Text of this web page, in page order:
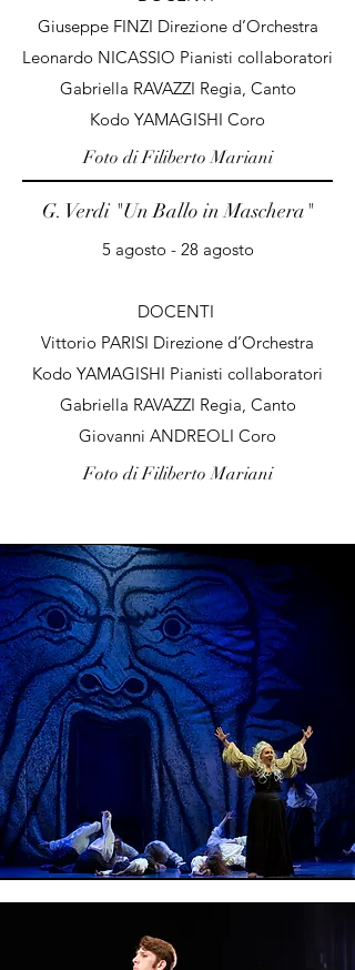
Giuseppe FINZI Direzione d’Orchestra
Leonardo NICASSIO Pianisti collaboratori
Gabriella RAVAZZI Regia, Canto
Kodo YAMAGISHI Coro
Foto di Filiberto Mariani
G. Verdi "Un Ballo in Maschera"
5 agosto - 28 agosto
DOCENTI
Vittorio PARISI Direzione d’Orchestra
Kodo YAMAGISHI Pianisti collaboratori
Gabriella RAVAZZI Regia, Canto
Giovanni ANDREOLI Coro
Foto di Filiberto Mariani